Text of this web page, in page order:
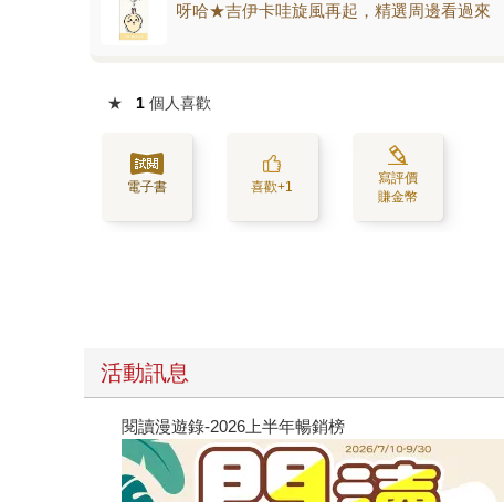
呀哈★吉伊卡哇旋風再起，精選周邊看過來
★ 1 個人喜歡
電子書 喜歡+1
寫評價
賺金幣
活動訊息
閱讀漫遊錄-2026上半年暢銷榜